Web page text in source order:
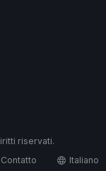
riservati.
Contatto Italiano